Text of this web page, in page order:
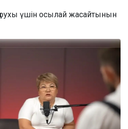
үшін осылай жасайтынын